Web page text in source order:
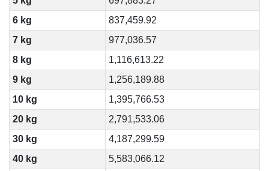
6 kg
837,459.92
7 kg
977,036.57
8 kg
1,116,613.22
9 kg
1,256,189.88
10 kg
1,395,766.53
20 kg
2,791,533.06
30 kg
4,187,299.59
40 kg
5,583,066.12